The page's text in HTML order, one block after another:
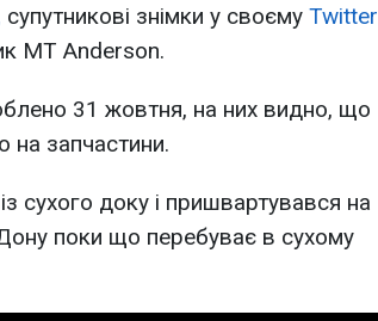
супутникові знімки у своєму Twitter
MT Anderson.
31 жовтня, на них видно, що
на запчастини.
сухого доку і пришвартувався на
поки що перебуває в сухому